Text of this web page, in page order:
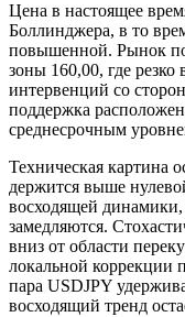
Цена в настоящее
Боллинджера, в то
повышенной. Рынок
зоны 160,00, где
интервенций со
поддержка
среднесрочным
Техническая картина
держится выше
восходящей динамики,
замедляются.
вниз от области
локальной коррекции
пара USDJPY
восходящий тренд